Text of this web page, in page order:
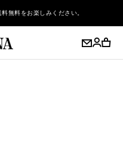
無料をお楽しみください。